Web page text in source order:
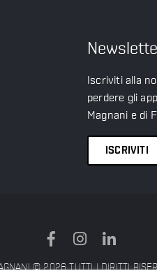
Iscriviti alla
perdere gli
Magnani e di
ISCRIVITI
© 2026 TUTTI I DIRITTI